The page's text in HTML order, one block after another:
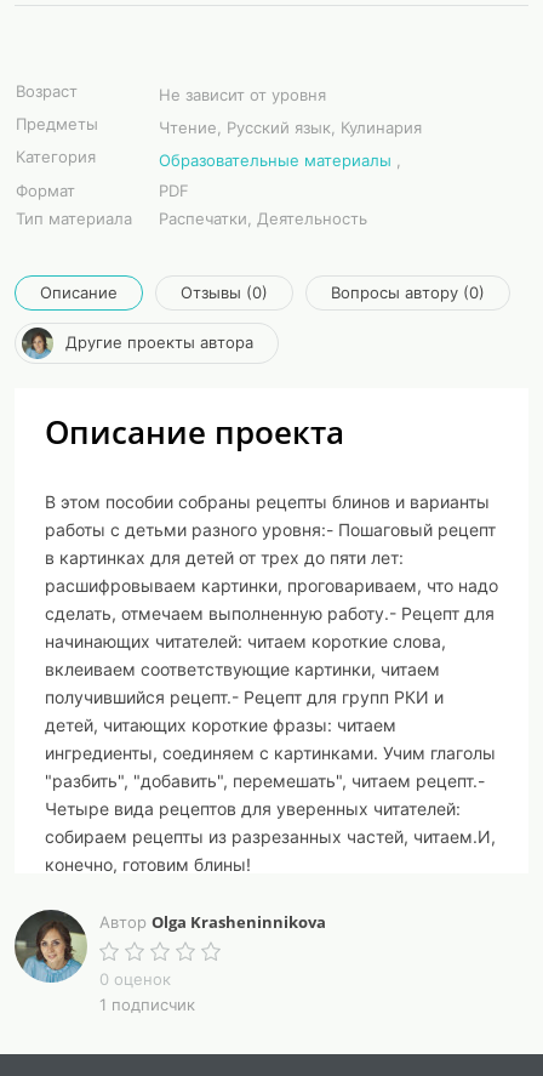
Возраст
Не зависит от уровня
Предметы
Чтение, Русский язык, Кулинария
Категория
Образовательные материалы
Формат
PDF
Тип материала
Распечатки, Деятельность
Описание Отзывы (0) Вопросы автору (0)
Другие проекты автора
Описание проекта
В этом пособии собраны рецепты блинов и варианты
работы с детьми разного уровня:- Пошаговый рецепт
в картинках для детей от трех до пяти лет:
расшифровываем картинки, проговариваем, что надо
сделать, отмечаем выполненную работу.- Рецепт для
начинающих читателей: читаем короткие слова,
вклеиваем соответствующие картинки, читаем
получившийся рецепт.- Рецепт для групп РКИ и
детей, читающих короткие фразы: читаем
ингредиенты, соединяем с картинками. Учим глаголы
"разбить", "добавить", перемешать", читаем рецепт.-
Четыре вида рецептов для уверенных читателей:
собираем рецепты из разрезанных частей, читаем.И,
конечно, готовим блины!
Автор Olga Krasheninnikova
0 оценок
1 подписчик